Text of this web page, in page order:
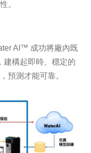
。
AI™ 成功將廠內既
建構起即時、穩定的
預測才能可靠。